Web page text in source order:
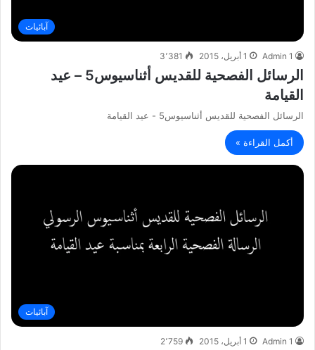
آبائيات
Admin 1 1 أبريل، 2015 3٬381
الرسائل الفصحية للقديس أثناسيوس5 – عيد
القيامة
الرسائل الفصحية للقديس أثناسيوس5 - عيد القيامة
أكمل القراءة »
آبائيات
Admin 1 1 أبريل، 2015 2٬759